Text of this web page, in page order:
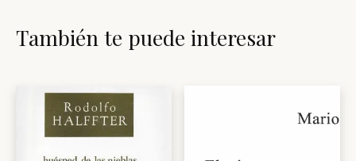
También te puede interesar